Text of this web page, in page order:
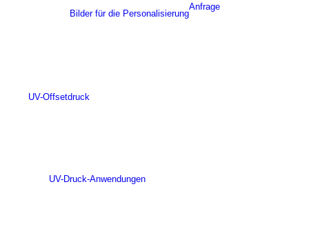
Bilder für die Personalisierung
Anfrage
UV-Offsetdruck
UV-Druck-Anwendungen